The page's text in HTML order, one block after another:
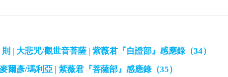
| 大悲咒/觀世音菩薩 | 紫薇君『自證部』感應錄（34）
爾彥/瑪利亞 | 紫薇君『菩薩部』感應錄（35）